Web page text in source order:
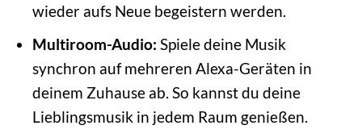
wieder aufs Neue begeistern werden.
Multiroom-Audio: Spiele deine Musik
synchron auf mehreren Alexa-Geräten in
deinem Zuhause ab. So kannst du deine
Lieblingsmusik in jedem Raum genießen.